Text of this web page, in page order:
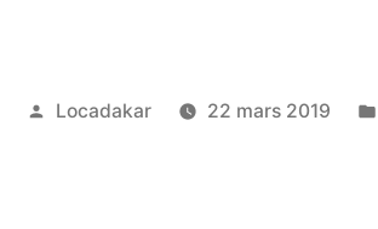
Publié
Locadakar 22 mars 2019